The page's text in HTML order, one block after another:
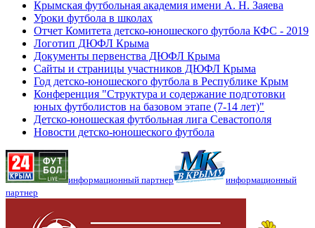
Крымская футбольная академия имени А. Н. Заяева
Уроки футбола в школах
Отчет Комитета детско-юношеского футбола КФС - 2019
Логотип ДЮФЛ Крыма
Документы первенства ДЮФЛ Крыма
Сайты и страницы участников ДЮФЛ Крыма
Год детско-юношеского футбола в Республике Крым
Конференция "Структура и содержание подготовки
юных футболистов на базовом этапе (7-14 лет)"
Детско-юношеская футбольная лига Севастополя
Новости детско-юношеского футбола
информационный партнер
информационный
партнер